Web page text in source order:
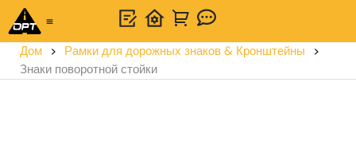
Дом > Рамки для дорожных знаков & Кронштейны >
Знаки поворотной стойки